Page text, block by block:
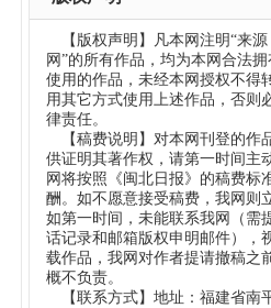
【版权声明】凡本网注明“来源
网”的所有作品，均为本网合法
使用的作品，未经本网授权不得
用其它方式使用上述作品，否则
律责任。
【稿费说明】对本网刊登的作
供证明其著作权，请第一时间主
网将按照《闽北日报》的稿费标
酬。如不愿意接受稿费，我网则
如第一时间，未能联系我网（需
话记录和邮箱版权申明邮件），
载作品，我网对作者提请撤稿之
概不负责。
【联系方式】地址：福建省南